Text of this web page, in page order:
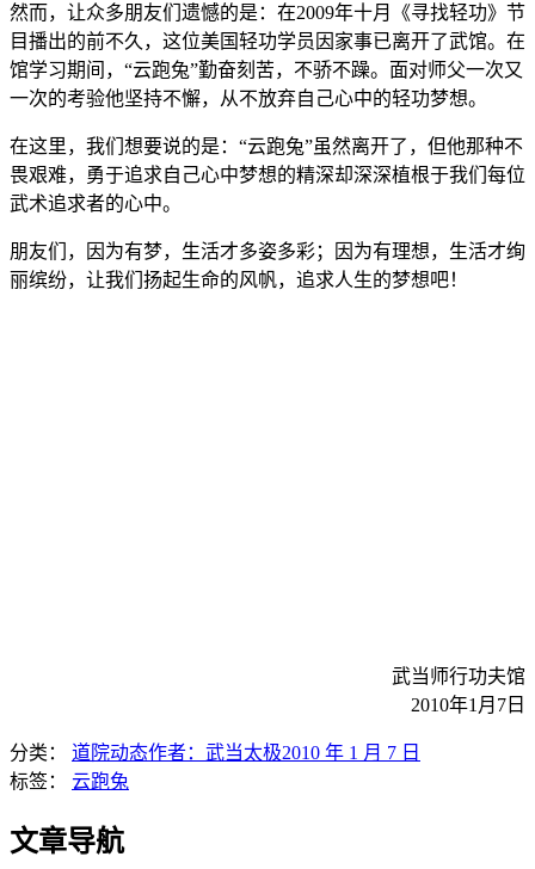
然而，让众多朋友们遗憾的是：在2009年十月《寻找轻功》节
目播出的前不久，这位美国轻功学员因家事已离开了武馆。在
馆学习期间，“云跑兔”勤奋刻苦，不骄不躁。面对师父一次又
一次的考验他坚持不懈，从不放弃自己心中的轻功梦想。
在这里，我们想要说的是：“云跑兔”虽然离开了，但他那种不
畏艰难，勇于追求自己心中梦想的精深却深深植根于我们每位
武术追求者的心中。
朋友们，因为有梦，生活才多姿多彩；因为有理想，生活才绚
丽缤纷，让我们扬起生命的风帆，追求人生的梦想吧！
武当师行功夫馆
2010年1月7日
分类： 道院动态作者： 武当太极2010 年 1 月 7 日
标签： 云跑兔
文章导航